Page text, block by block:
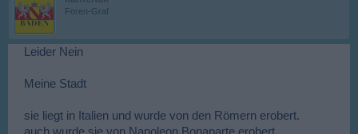
Foren-Graf
Leider Nein
Meine Stadt
sie liegt in Italien und wurde von den Römern erobert.